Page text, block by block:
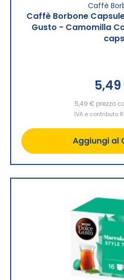
Caffè
Caffè Borbone
Gusto - Camomilla
caps
5,49 € prezzo
IVA e contributo
Aggiungi al